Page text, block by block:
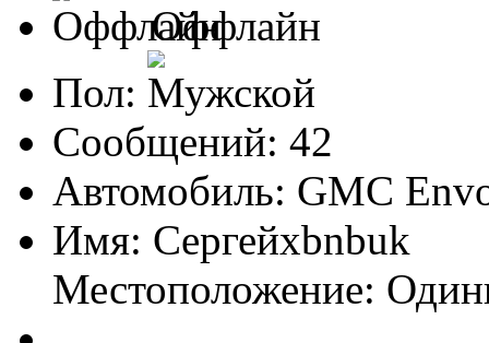
Оффлайн
Пол:
Сообщений: 42
Автомобиль: GMC
Имя: Сергейxbnbuk
Местоположение: